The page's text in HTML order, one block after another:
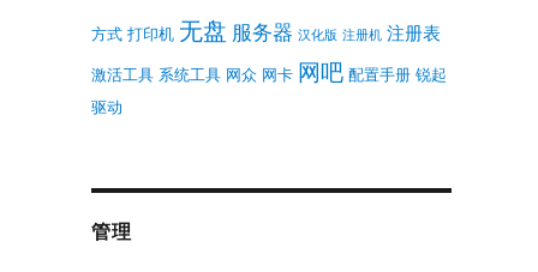
方式 打印机 无盘 服务器 汉化版 注册机 注册表
激活工具 系统工具 网众 网卡 网吧 配置手册 锐起
驱动
管理